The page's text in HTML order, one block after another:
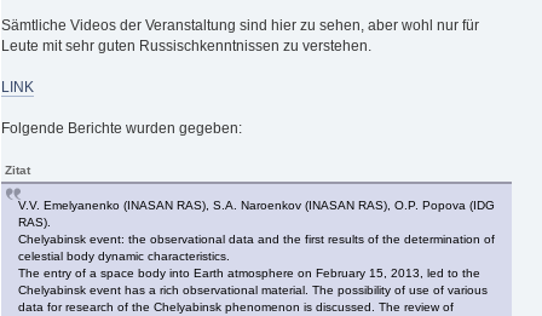
Sämtliche Videos der Veranstaltung sind hier zu sehen, aber wohl nur für
Leute mit sehr guten Russischkenntnissen zu verstehen.
LINK
Folgende Berichte wurden gegeben:
Zitat
V.V. Emelyanenko (INASAN RAS), S.A. Naroenkov (INASAN RAS), O.P. Popova (IDG
RAS).
Chelyabinsk event: the observational data and the first results of the determination of
celestial body dynamic characteristics.
The entry of a space body into Earth atmosphere on February 15, 2013, led to the
Chelyabinsk event has a rich observational material. The possibility of use of various
data for research of the Chelyabinsk phenomenon is discussed. The review of